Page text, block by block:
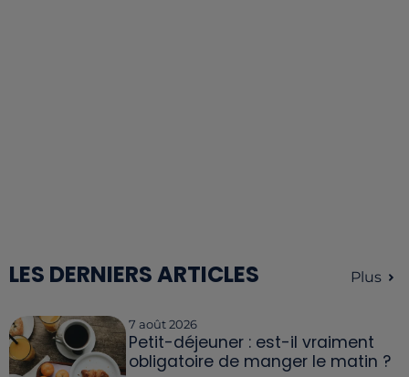
LES DERNIERS ARTICLES Plus
7 août 2026
Petit-déjeuner : est-il vraiment
obligatoire de manger le matin ?